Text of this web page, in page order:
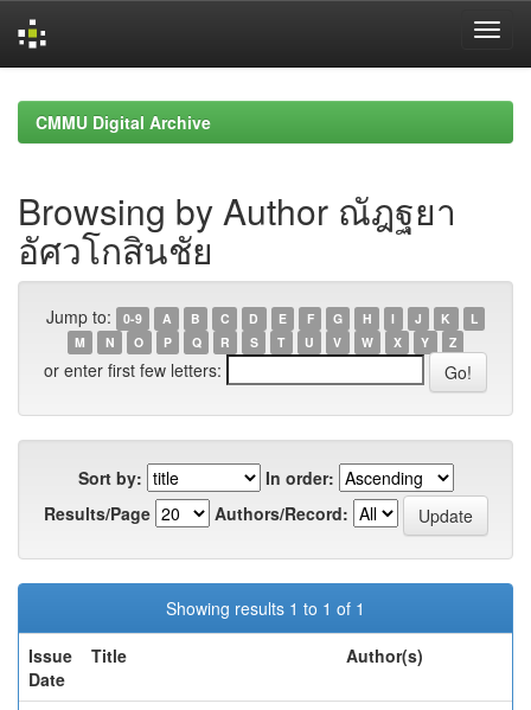
navigationCMMU Digital Archive
Browsing by Author ณัฎฐยา
อัศวโกสินชัย
Jump to: 0-9 A B C D E F G H I J K
L
M
N O P Q R S T U V W X Y Z
or enter first few letters:
Sort by:
In order:
Results/Page
Authors/Record:
Showing results 1 to 1 of 1
Issue
Date
Title Author(s)